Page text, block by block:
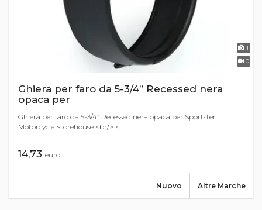
1
0
Ghiera per faro da 5-3/4” Recessed nera
opaca per
Ghiera per faro da 5-3/4” Recessed nera opaca per Sportster
Motorcycle Storehouse <br/> <...
14,73 euro
Altre Marche
Nuovo